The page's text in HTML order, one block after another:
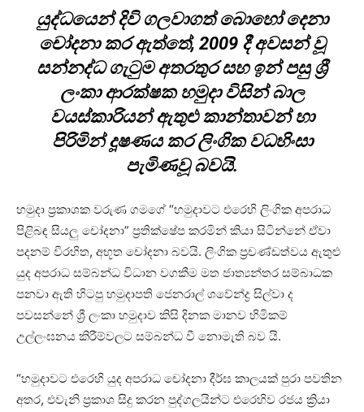
යුද්ධයෙන් දිවි ගලවාගත් බොහෝ දෙනා
චෝදනා කර ඇත්තේ, 2009 දී අවසන් වූ
සන්නද්ධ ගැටුම අතරතුර සහ ඉන් පසු ශ්‍රී
ලංකා ආරක්ෂක හමුදා විසින් බාල
වයස්කාරියන් ඇතුළු කාන්තාවන් හා
පිරිමින් දූෂණය කර ලිංගික වධහිංසා
පැමිණවූ බවයි.
හමුදා ප්‍රකාශක වරුණ ගමගේ “හමුදාවට එරෙහි ලිංගික අපරාධ
පිළිබඳ සියලු චෝදනා” ප්‍රතික්ෂේප කරමින් කියා සිටින්නේ ඒවා
පදනම් විරහිත, අභූත චෝදනා බවයි. ලිංගික ප්‍රචණ්ඩත්වය ඇතුළු
යුද අපරාධ සම්බන්ධ විධාන වගකීම මත ජාත්‍යන්තර සම්බාධක
පනවා ඇති හිටපු හමුදාපති ජෙනරාල් ශවේන්ද්‍ර සිල්වා ද
පවසන්නේ ශ්‍රී ලංකා හමුදාව කිසි දිනක මානව හිමිකම්
උල්ලංඝනය කිරීම්වලට සම්බන්ධ වී නොමැති බව යි.
“හමුදාවට එරෙහි යුද අපරාධ චෝදනා දීර්ඝ කාලයක් පුරා පවතින
අතර, එවැනි ප්‍රකාශ සිදු කරන පුද්ගලයින්ට එරෙහිව රජය ක්‍රියා